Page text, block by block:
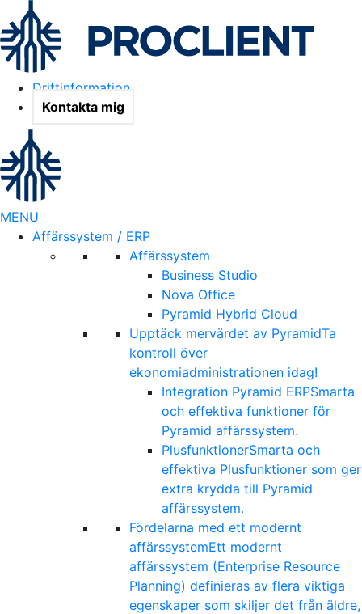
Driftinformation
Kontakta mig
MENU
Affärssystem / ERP
Affärssystem
Business Studio
Nova Office
Pyramid Hybrid Cloud
Upptäck mervärdet av PyramidTa
kontroll över
ekonomiadministrationen idag!
Integration Pyramid ERPSmarta
och effektiva funktioner för
Pyramid affärssystem.
PlusfunktionerSmarta och
effektiva Plusfunktioner som ger
extra krydda till Pyramid
affärssystem.
Fördelarna med ett modernt
affärssystemEtt modernt
affärssystem (Enterprise Resource
Planning) definieras av flera viktiga
egenskaper som skiljer det från äldre,